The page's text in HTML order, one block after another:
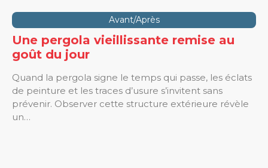
Avant/Après
Une pergola vieillissante remise au
goût du jour
Quand la pergola signe le temps qui passe, les éclats
de peinture et les traces d’usure s’invitent sans
prévenir. Observer cette structure extérieure révèle
un…